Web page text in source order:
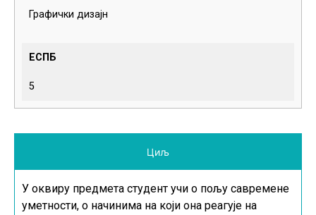
Графички дизајн
ЕСПБ
5
Циљ
У оквиру предмета студент учи о пољу савремене
уметности, о начинима на који она реагује на